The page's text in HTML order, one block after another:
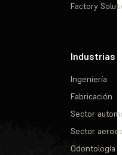
Factory
Industrias
Ingeniería
Fabricación
Sector
Sector
Odontología